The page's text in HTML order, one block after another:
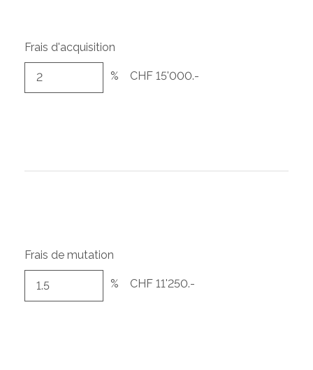
Frais d'acquisition
% CHF 15'000.-
Frais de mutation
% CHF 11'250.-